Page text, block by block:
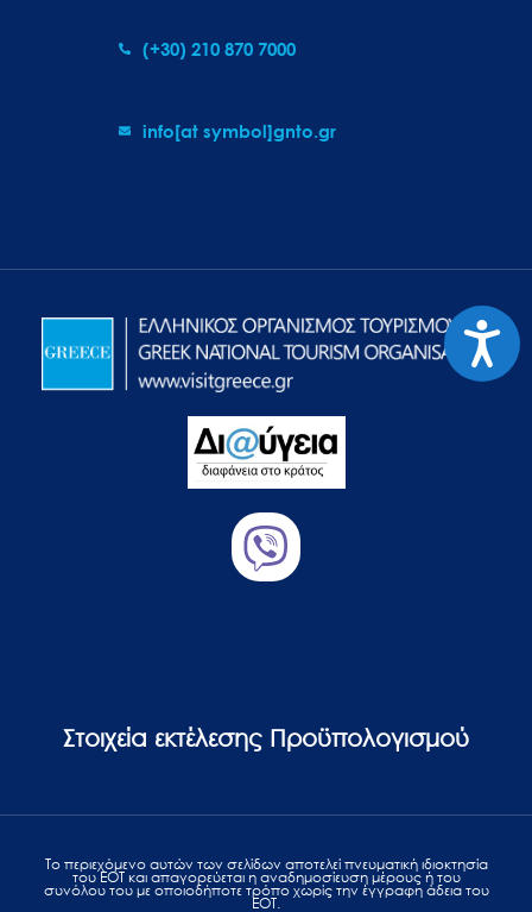
(+30) 210 870 7000
info[at symbol]gnto.gr
Στοιχεία εκτέλεσης Προϋπολογισμού
Το περιεχόμενο αυτών των σελίδων αποτελεί πvευματική ιδιοκτησία
του ΕΟΤ και απαγορεύεται η αναδημοσίευση μέρους ή του
συνόλου του με οποιοδήποτε τρόπο χωρίς την έγγραφη άδεια του
ΕΟΤ.